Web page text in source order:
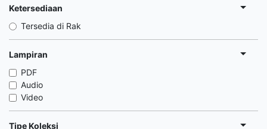
Ketersediaan
Tersedia di Rak
Lampiran
PDF
Audio
Video
Tipe Koleksi